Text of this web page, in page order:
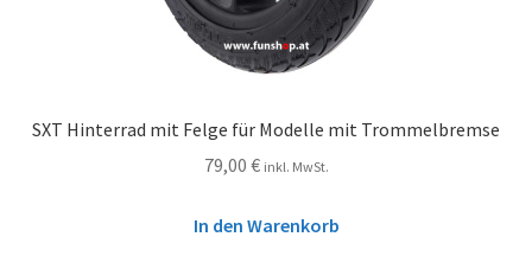
SXT Hinterrad mit Felge für Modelle mit Trommelbremse
79,00 € inkl. MwSt.
In den Warenkorb